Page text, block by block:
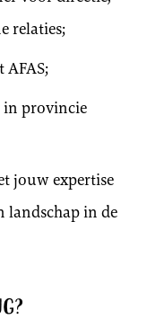
relaties;
in provincie
jouw expertise
landschap in de